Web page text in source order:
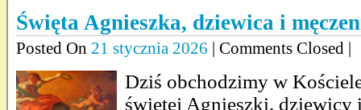
Święta Agnieszka, dziewica i
Posted On 21 stycznia 2026 | Comments Closed |
Dziś obchodzimy w
świętej Agnieszki, dziewicy